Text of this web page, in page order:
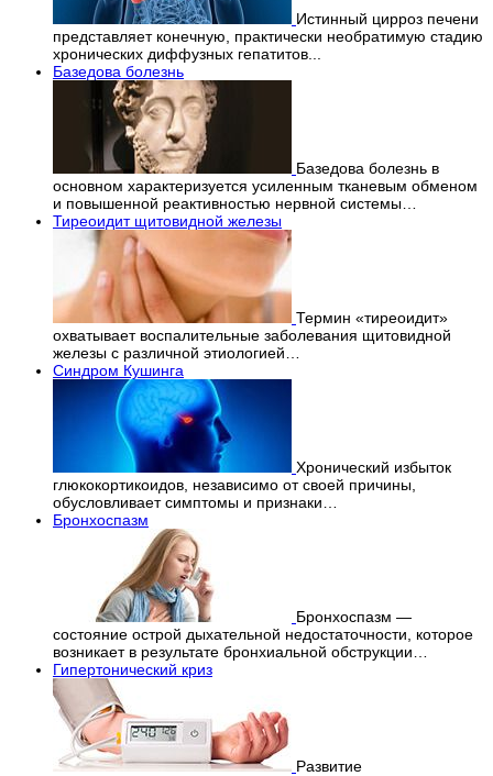
Истинный цирроз печени
представляет конечную, практически необратимую стадию
хронических диффузных гепатитов...
Базедова болезнь
Базедова болезнь в
основном характеризуется усиленным тканевым обменом
и повышенной реактивностью нервной системы…
Тиреоидит щитовидной железы
Термин «тиреоидит»
охватывает воспалительные заболевания щитовидной
железы с различной этиологией…
Синдром Кушинга
Хронический избыток
глюкокортикоидов, независимо от своей причины,
обусловливает симптомы и признаки…
Бронхоспазм
Бронхоспазм —
состояние острой дыхательной недостаточности, которое
возникает в результате бронхиальной обструкции…
Гипертонический криз
Развитие